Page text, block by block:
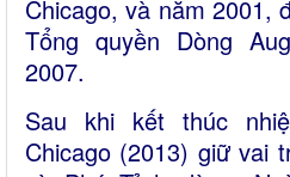
Chicago, và năm 2001,
Tổng quyền Dòng
2007.
Sau khi kết thúc
Chicago (2013) giữ vai